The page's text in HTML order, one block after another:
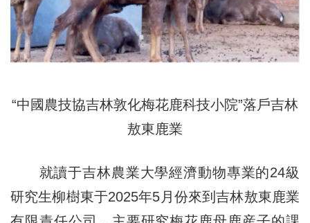
“中國農技協吉林敦化梅花鹿科技小院”落戶吉林
敖東鹿業
就讀于吉林農業大學經濟動物專業的24級
研究生柳樹東于2025年5月份來到吉林敖東鹿業